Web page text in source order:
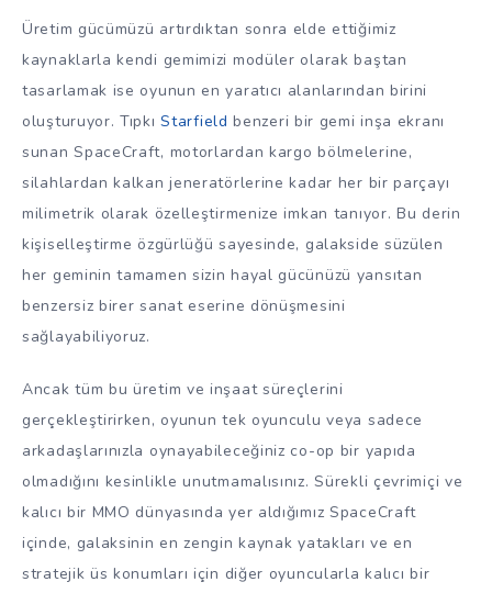
Üretim gücümüzü artırdıktan sonra elde ettiğimiz
kaynaklarla kendi gemimizi modüler olarak baştan
tasarlamak ise oyunun en yaratıcı alanlarından birini
oluşturuyor. TıpkıStarfield benzeri bir gemi inşa ekranı
sunan SpaceCraft, motorlardan kargo bölmelerine,
silahlardan kalkan jeneratörlerine kadar her bir parçayı
milimetrik olarak özelleştirmenize imkan tanıyor. Bu derin
kişiselleştirme özgürlüğü sayesinde, galakside süzülen
her geminin tamamen sizin hayal gücünüzü yansıtan
benzersiz birer sanat eserine dönüşmesini
sağlayabiliyoruz.
Ancak tüm bu üretim ve inşaat süreçlerini
gerçekleştirirken, oyunun tek oyunculu veya sadece
arkadaşlarınızla oynayabileceğiniz co-op bir yapıda
olmadığını kesinlikle unutmamalısınız. Sürekli çevrimiçi ve
kalıcı bir MMO dünyasında yer aldığımız SpaceCraft
içinde, galaksinin en zengin kaynak yatakları ve en
stratejik üs konumları için diğer oyuncularla kalıcı bir